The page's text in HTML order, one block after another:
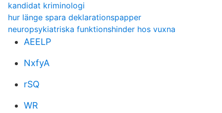
kandidat kriminologi
hur länge spara deklarationspapper
neuropsykiatriska funktionshinder hos vuxna
AEELP
NxfyA
rSQ
WR